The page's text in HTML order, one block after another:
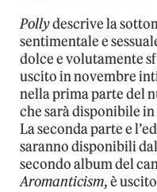
Pollydescrive la
sentimentale e
dolce e volutamente
uscito in novembre
nella prima parte del
che sarà disponibile
La seconda parte e
saranno disponibili
secondo album del
Aromanticism, è